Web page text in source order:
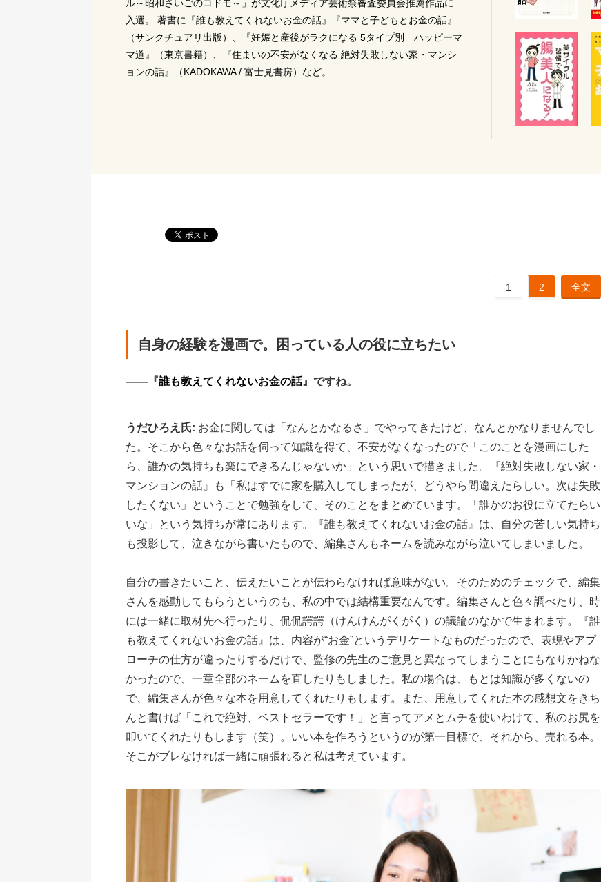
ル～昭和さいごのコドモ～」が文化庁メディア芸術祭審査委員会推薦作品に
入選。 著書に『誰も教えてくれないお金の話』『ママと子どもとお金の話』
（サンクチュアリ出版）、『妊娠と産後がラクになる 5タイプ別 ハッピーマ
マ道』（東京書籍）、『住まいの不安がなくなる 絶対失敗しない家・マンシ
ョンの話』（KADOKAWA / 富士見書房）など。
1 2 全文
自身の経験を漫画で。困っている人の役に立ちたい
――『誰も教えてくれないお金の話』ですね。
うだひろえ氏: お金に関しては「なんとかなるさ」でやってきたけど、なんとかなりませんでし
た。そこから色々なお話を伺って知識を得て、不安がなくなったので「このことを漫画にした
ら、誰かの気持ちも楽にできるんじゃないか」という思いで描きました。『絶対失敗しない家・
マンションの話』も「私はすでに家を購入してしまったが、どうやら間違えたらしい。次は失敗
したくない」ということで勉強をして、そのことをまとめています。「誰かのお役に立てたらい
いな」という気持ちが常にあります。『誰も教えてくれないお金の話』は、自分の苦しい気持ち
も投影して、泣きながら書いたもので、編集さんもネームを読みながら泣いてしまいました。
自分の書きたいこと、伝えたいことが伝わらなければ意味がない。そのためのチェックで、編集
さんを感動してもらうというのも、私の中では結構重要なんです。編集さんと色々調べたり、時
には一緒に取材先へ行ったり、侃侃諤諤（けんけんがくがく）の議論のなかで生まれます。『誰
も教えてくれないお金の話』は、内容が“お金”というデリケートなものだったので、表現やアプ
ローチの仕方が違ったりするだけで、監修の先生のご意見と異なってしまうことにもなりかねな
かったので、一章全部のネームを直したりもしました。私の場合は、もとは知識が多くないの
で、編集さんが色々な本を用意してくれたりもします。また、用意してくれた本の感想文をきち
んと書けば「これで絶対、ベストセラーです！」と言ってアメとムチを使いわけて、私のお尻を
叩いてくれたりもします（笑）。いい本を作ろうというのが第一目標で、それから、売れる本。
そこがブレなければ一緒に頑張れると私は考えています。